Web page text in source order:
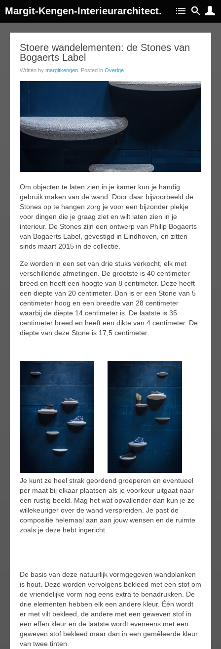
Margit-Kengen-Interieurarchitect.
Stoere wandelementen: de Stones van
Bogaerts Label
Written by margitkengen . Posted in Overige
Om objecten te laten zien in je kamer kun je handig
gebruik maken van de wand. Door daar bijvoorbeeld de
Stones op te hangen zorg je voor een bijzonder plekje
voor dingen die je graag ziet en wilt laten zien in je
interieur. De Stones zijn een ontwerp van Philip Bogaerts
van Bogaerts Label, gevestigd in Eindhoven, en zitten
sinds maart 2015 in de collectie.
Ze worden in een set van drie stuks verkocht, elk met
verschillende afmetingen. De grootste is 40 centimeter
breed en heeft een hoogte van 8 centimeter. Deze heeft
een diepte van 20 centimeter. Dan is er een Stone van 5
centimeter hoog en een breedte van 28 centimeter
waarbij de diepte 14 centimeter is. De laatste is 35
centimeter breed en heeft een dikte van 4 centimeter. De
diepte van deze Stone is 17,5 centimeter.
Je kunt ze heel strak geordend groeperen en eventueel
per maat bij elkaar plaatsen als je voorkeur uitgaat naar
een rustig beeld. Mag het wat opvallender dan kun je ze
willekeuriger over de wand verspreiden. Je past de
compositie helemaal aan aan jouw wensen en de ruimte
zoals je deze hebt ingericht.
De basis van deze natuurlijk vormgegeven wandplanken
is hout. Deze worden vervolgens bekleed met een stof om
de vriendelijke vorm nog eens extra te benadrukken. De
drie elementen hebben elk een andere kleur. Één wordt
er met vilt bekleed, de andere met een geweven stof in
een effen kleur en de laatste wordt eveneens met een
geweven stof bekleed maar dan in een gemêleerde kleur
van twee tinten.